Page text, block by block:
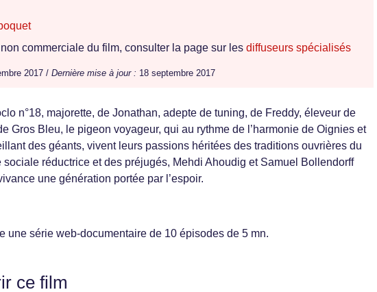
commerciale du film, consulter la page sur les diffuseurs spécialisés
2017 / Dernière mise à jour : 18 septembre 2017
n°18, majorette, de Jonathan, adepte de tuning, de Freddy, éleveur de
Gros Bleu, le pigeon voyageur, qui au rythme de l’harmonie de Oignies et
des géants, vivent leurs passions héritées des traditions ouvrières du
sociale réductrice et des préjugés, Mehdi Ahoudig et Samuel Bollendorff
une génération portée par l’espoir.
une série web-documentaire de 10 épisodes de 5 mn.
ce film